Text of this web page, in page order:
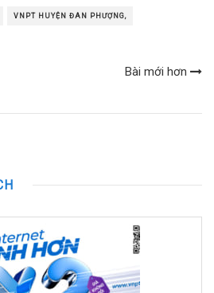
VNPT HUYỆN ĐAN PHƯỢNG,
Bài mới hơn